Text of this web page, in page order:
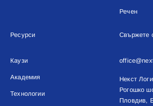
Речен
Ресурси
Каузи
Академия
Технологии
Свържете
Некст
Рогошко
Пловдив,